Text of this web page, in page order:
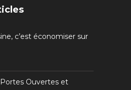
c’est économiser sur
Ouvertes et